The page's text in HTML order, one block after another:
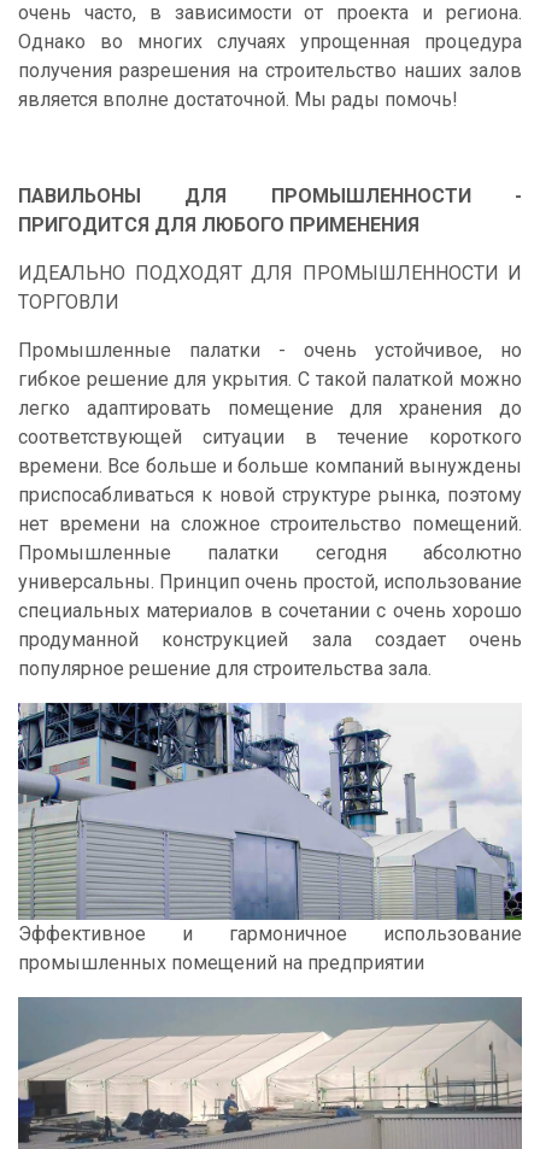
очень часто, в зависимости от проекта и региона.
Однако во многих случаях упрощенная процедура
получения разрешения на строительство наших залов
является вполне достаточной. Мы рады помочь!
ПАВИЛЬОНЫ ДЛЯ ПРОМЫШЛЕННОСТИ -
ПРИГОДИТСЯ ДЛЯ ЛЮБОГО ПРИМЕНЕНИЯ
ИДЕАЛЬНО ПОДХОДЯТ ДЛЯ ПРОМЫШЛЕННОСТИ И
ТОРГОВЛИ
Промышленные палатки - очень устойчивое, но
гибкое решение для укрытия. С такой палаткой можно
легко адаптировать помещение для хранения до
соответствующей ситуации в течение короткого
времени. Все больше и больше компаний вынуждены
приспосабливаться к новой структуре рынка, поэтому
нет времени на сложное строительство помещений.
Промышленные палатки сегодня абсолютно
универсальны. Принцип очень простой, использование
специальных материалов в сочетании с очень хорошо
продуманной конструкцией зала создает очень
популярное решение для строительства зала.
Эффективное и гармоничное использование
промышленных помещений на предприятии